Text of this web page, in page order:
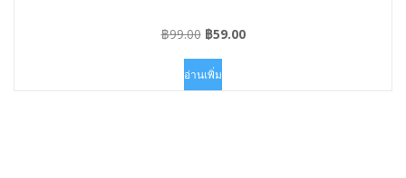
฿99.00 Original
was:
฿99.00.
฿59.00Current
อ่านเพิ่ม